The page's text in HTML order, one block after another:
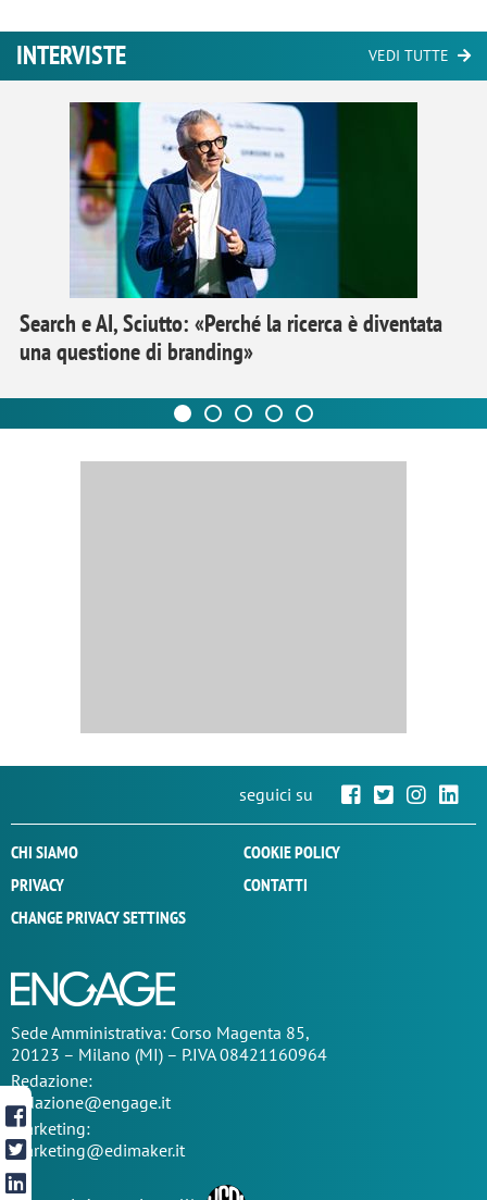
INTERVISTE VEDI TUTTE
Search e AI, Sciutto: «Perché la ricerca è diventata
una questione di branding»
seguici su
CHI SIAMO
COOKIE POLICY
PRIVACY
CONTATTI
CHANGE PRIVACY SETTINGS
SedeAmministrativa: Corso Magenta 85,
20123 – Milano (MI) – P.IVA 08421160964
Redazione:
redazione@engage.it
Marketing:
marketing@edimaker.it